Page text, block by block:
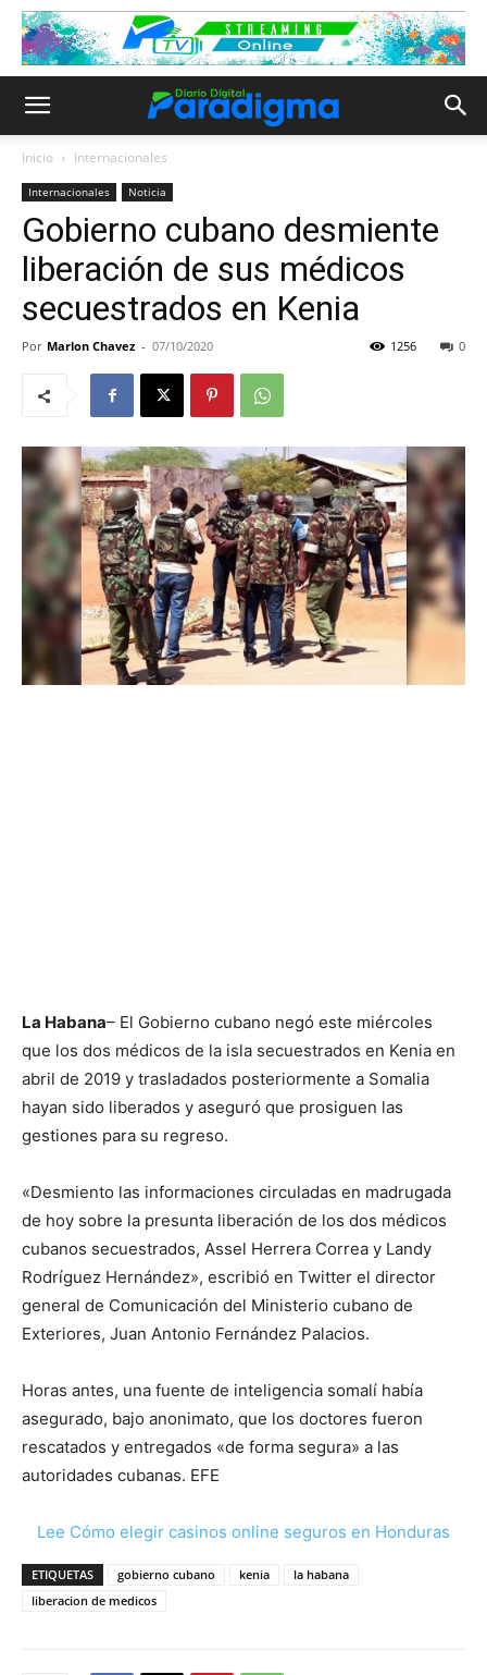
Inicio Internacionales
Internacionales Noticia
Gobierno cubano desmiente
liberación de sus médicos
secuestrados en Kenia
Por Marlon Chavez - 07/10/2020 0
1256
La Habana– El Gobierno cubano negó este miércoles
que los dos médicos de la isla secuestrados en Kenia en
abril de 2019 y trasladados posteriormente a Somalia
hayan sido liberados y aseguró que prosiguen las
gestiones para su regreso.
«Desmiento las informaciones circuladas en madrugada
de hoy sobre la presunta liberación de los dos médicos
cubanos secuestrados, Assel Herrera Correa y Landy
Rodríguez Hernández», escribió en Twitter el director
general de Comunicación del Ministerio cubano de
Exteriores, Juan Antonio Fernández Palacios.
Horas antes, una fuente de inteligencia somalí había
asegurado, bajo anonimato, que los doctores fueron
rescatados y entregados «de forma segura» a las
autoridades cubanas. EFE
Lee Cómo elegir casinos online seguros en Honduras
ETIQUETAS gobierno cubano kenia
la habana
liberacion de medicos